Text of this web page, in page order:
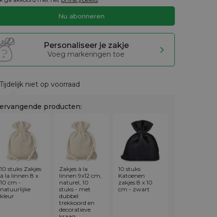
Personaliseer je zakje
Voeg markeringen toe
niet op voorraad
producten:
10 stuks Zakjes
à la linnen 8 x
10 cm -
natuurlijke
kleur
Zakjes à la
linnen 9x12 cm,
naturel, 10
stuks - met
dubbel
trekkoord en
decoratieve
10 stuks
Katoenen
zakjes 8 x 10
cm - zwart